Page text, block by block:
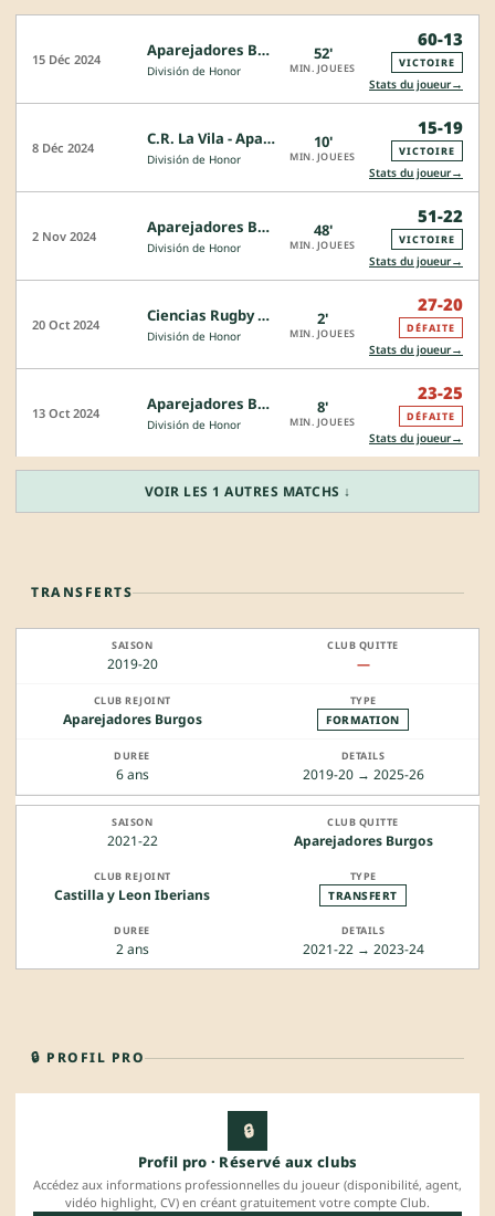
15 Déc 2024 Aparejadores Burgos - CRC Pozuelo Rugby
División de Honor
52'
MIN. JOUEES
60-13
VICTOIRE
Stats du joueur→
8 Déc 2024 C.R. La Vila - Aparejadores Burgos
División de Honor
10'
MIN. JOUEES
15-19
VICTOIRE
Stats du joueur→
2 Nov 2024 Aparejadores Burgos - UE Santboiana
División de Honor
48'
MIN. JOUEES
51-22
VICTOIRE
Stats du joueur→
20 Oct 2024 Ciencias Rugby Sevilla - Aparejadores Burgos
División de Honor
2'
MIN. JOUEES
27-20
DÉFAITE
Stats du joueur→
13 Oct 2024 Aparejadores Burgos - VRAC Quesos Entrepinares
División de Honor
8'
MIN. JOUEES
23-25
DÉFAITE
Stats du joueur→
VOIR LES 1 AUTRES MATCHS ↓
TRANSFERTS
2019-20 —
Aparejadores Burgos FORMATION
6 ans 2019-20 → 2025-26
2021-22 Aparejadores Burgos
Castilla y Leon Iberians TRANSFERT
2 ans 2021-22 → 2023-24
🔒 PROFIL PRO
🔒
Profil pro · Réservé aux clubs
Accédez aux informations professionnelles du joueur (disponibilité, agent,
vidéo highlight, CV) en créant gratuitement votre compte Club.